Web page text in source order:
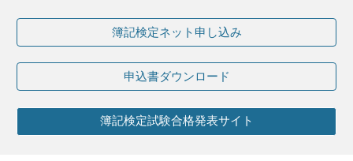
簿記検定ネット申し込み
申込書ダウンロード
簿記検定試験合格発表サイト